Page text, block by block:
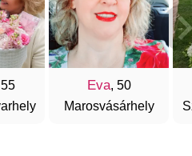
Eva, 50
Marosvásárhely